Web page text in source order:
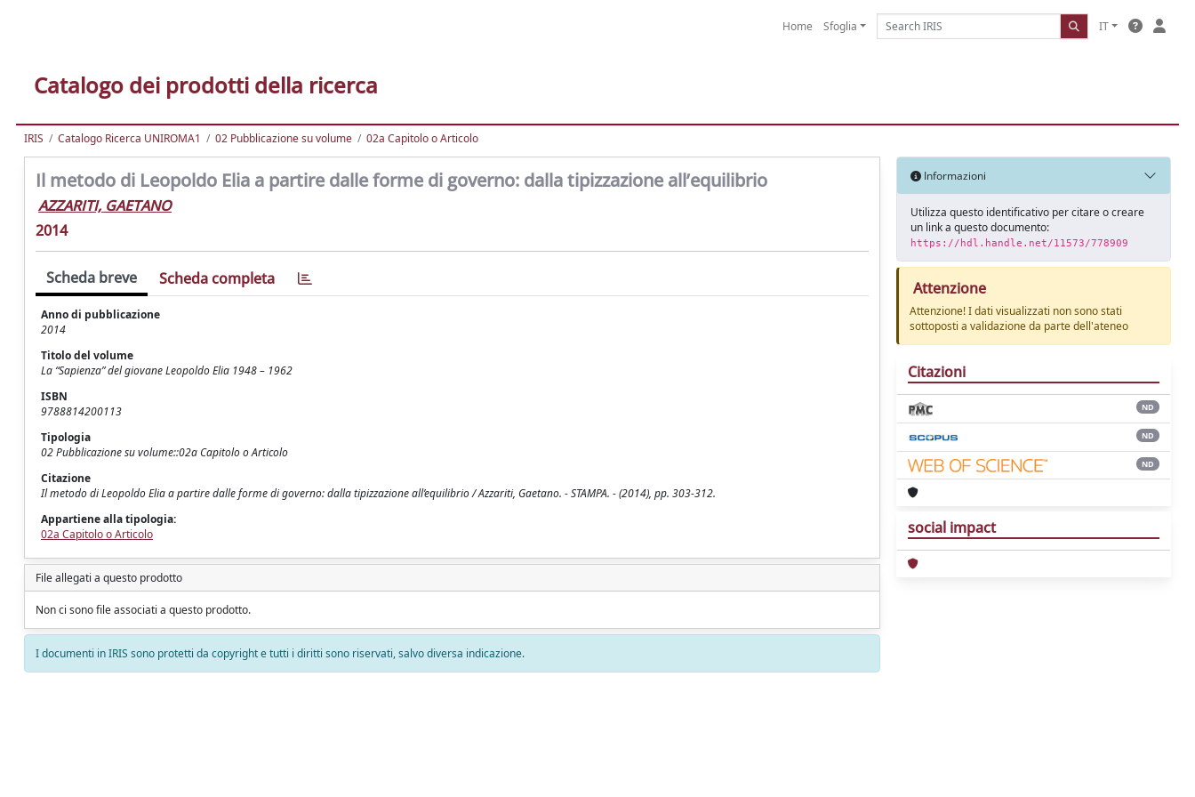
Home Sfoglia IT
Catalogo dei prodotti della ricerca
IRIS Catalogo Ricerca UNIROMA1 02 Pubblicazione su volume 02a Capitolo o Articolo
Il metodo di Leopoldo Elia a partire dalle forme di governo: dalla tipizzazione all’equilibrio
AZZARITI, GAETANO
2014
Scheda breve Scheda completa
Anno di pubblicazione
2014
Titolo del volume
La “Sapienza” del giovane Leopoldo Elia 1948 – 1962
ISBN
9788814200113
Tipologia
02 Pubblicazione su volume::02a Capitolo o Articolo
Citazione
Il metodo di Leopoldo Elia a partire dalle forme di governo: dalla tipizzazione all’equilibrio / Azzariti, Gaetano. - STAMPA. - (2014), pp. 303-312.
Appartiene alla tipologia:
02a Capitolo o Articolo
File allegati a questo prodotto
Non ci sono file associati a questo prodotto.
I documenti in IRIS sono protetti da copyright e tutti i diritti sono riservati, salvo diversa indicazione.
Informazioni
Utilizza questo identificativo per citare o creare
un link a questo documento:
https://hdl.handle.net/11573/778909
Attenzione
Attenzione! I dati visualizzati non sono stati
sottoposti a validazione da parte dell'ateneo
Citazioni
ND
ND
ND
social impact